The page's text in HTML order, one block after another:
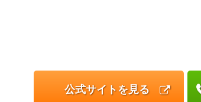
公式サイトを見る